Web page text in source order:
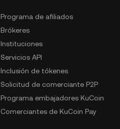
Programa de afiliados
Brókeres
Instituciones
Servicios API
Inclusión de tókenes
Solicitud de comerciante P2P
Programa embajadores KuCoin
Comerciantes de KuCoin Pay